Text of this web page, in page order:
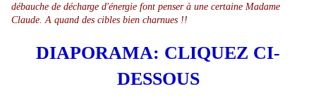
débauche de décharge d'énergie font penser à une certaine Madame
Claude. A quand des cibles bien charnues !!
DIAPORAMA: CLIQUEZ CI-
DESSOUS